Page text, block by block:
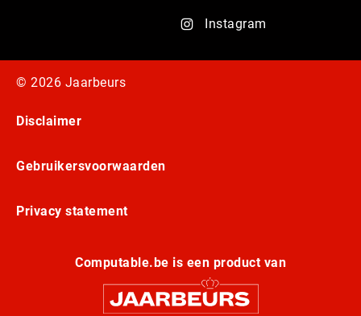
Instagram
© 2026 Jaarbeurs
Disclaimer
Gebruikersvoorwaarden
Privacy statement
Computable.be is een product van